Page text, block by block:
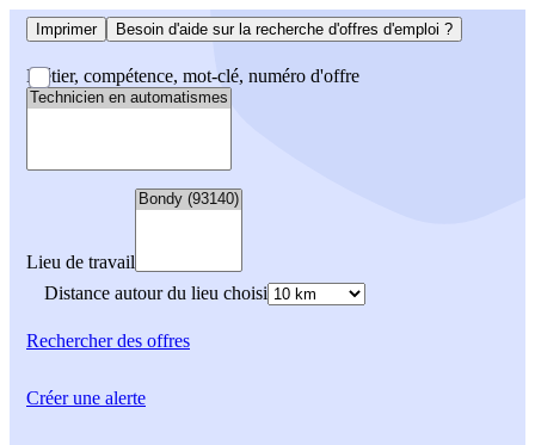
Imprimer Besoin d'aide sur la recherche d'offres d'emploi ?
Métier, compétence, mot-clé, numéro d'offre
Lieu de travail
Distance autour du lieu choisi
Rechercherdes offres
Créer une alerte